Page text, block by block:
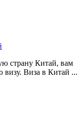
страну Китай, вам
визу. Виза в Китай ...